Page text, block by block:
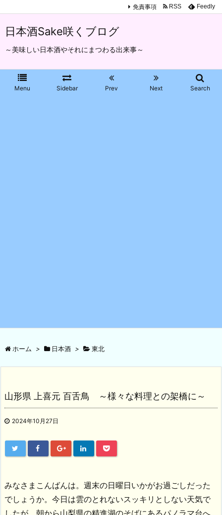
日本酒Sake咲くブログ
～美味しい日本酒やそれにまつわる出来事～
Menu Sidebar Prev Next Search
免責事項 RSS Feedly
ホーム > 日本酒 > 東北
山形県 上喜元 百舌鳥 ～様々な料理との架橋に～
2024年10月27日
みなさまこんばんは。週末の日曜日いかがお過ごしだった
でしょうか。今日は雲のとれないスッキリとしない天気で
したが、朝から山梨県の精進湖のそばにあるパノラマ台へ